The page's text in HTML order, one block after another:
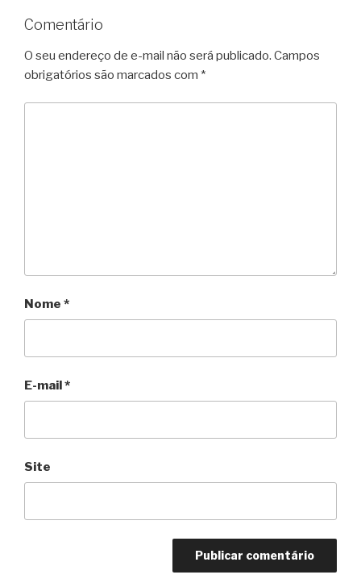
Comentário
O seu endereço de e-mail não será publicado. Campos
obrigatórios são marcados com *
Nome *
E-mail*
Site